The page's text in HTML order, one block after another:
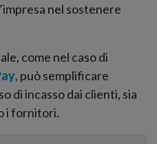
nel sostenere
come nel caso di
, può semplificare
di incasso dai clienti, sia
i fornitori.